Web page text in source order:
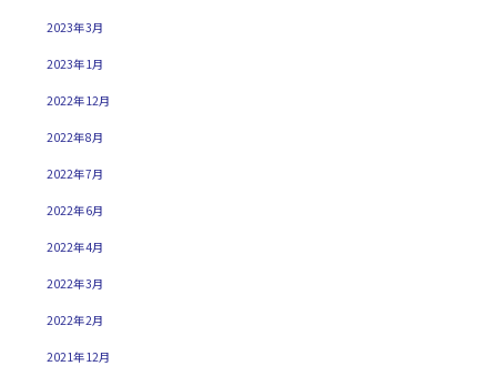
2023年3月
2023年1月
2022年12月
2022年8月
2022年7月
2022年6月
2022年4月
2022年3月
2022年2月
2021年12月